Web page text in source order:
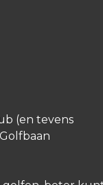
(en tevens